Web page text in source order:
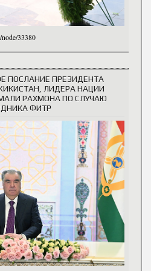
33380
ПОСЛАНИЕ ПРЕЗИДЕНТА
ЛИДЕРА НАЦИИ
РАХМОНА ПО СЛУЧАЮ
ФИТР